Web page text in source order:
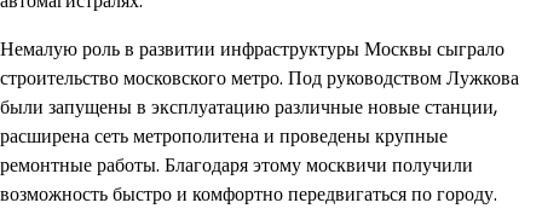
Немалую роль в развитии инфраструктуры Москвы сыграло
строительство московского метро. Под руководством Лужкова
были запущены в эксплуатацию различные новые станции,
расширена сеть метрополитена и проведены крупные
ремонтные работы. Благодаря этому москвичи получили
возможность быстро и комфортно передвигаться по городу.